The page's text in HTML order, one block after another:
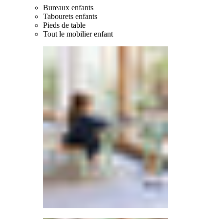
Bureaux enfants
Tabourets enfants
Pieds de table
Tout le mobilier enfant